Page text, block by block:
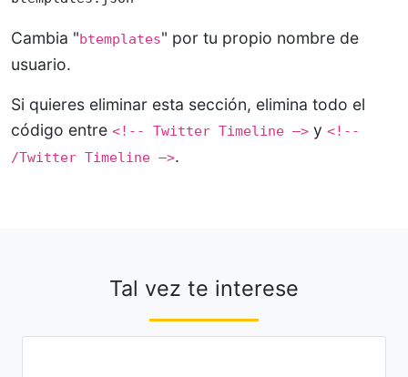
Cambia "btemplates" por tu propio nombre de
usuario.
Si quieres eliminar esta sección, elimina todo el
código entre <!-- Twitter Timeline –> y <!--
/Twitter Timeline –>.
Tal vez te interese